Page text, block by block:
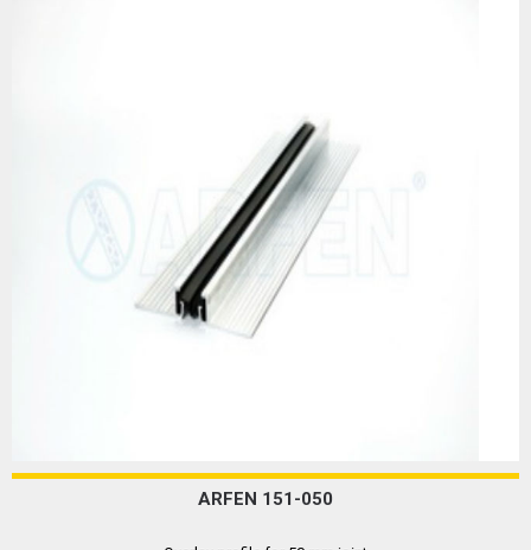
ARFEN 151-050